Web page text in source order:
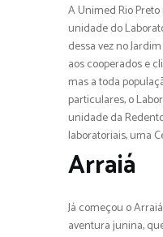
A Unimed Rio
unidade do
dessa vez no
aos cooperados e
mas a toda
particulares, o
unidade da
laboratoriais, uma
Arraiá
Já começou o
aventura junina,